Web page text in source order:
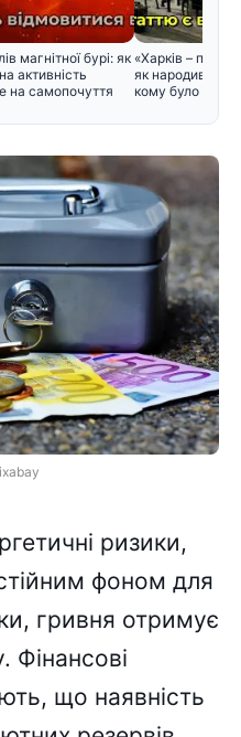
магнітної бурі: як
активність
на самопочуття
«Харків –
як народився
кому було
ризики,
фоном для
гривня отримує
Фінансові
що наявність